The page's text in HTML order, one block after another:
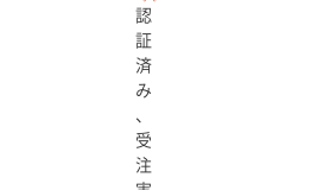
認
証
済
み
、
受
注